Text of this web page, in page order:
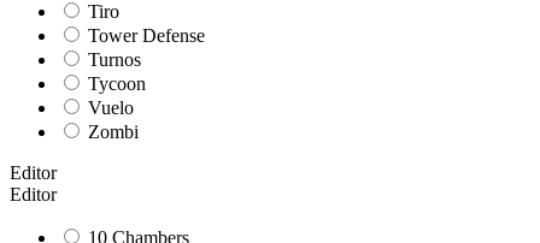
Tiro
Tower Defense
Turnos
Tycoon
Vuelo
Zombi
Editor
Editor
10 Chambers